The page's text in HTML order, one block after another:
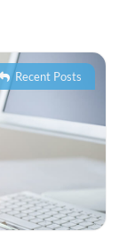
Recent Posts